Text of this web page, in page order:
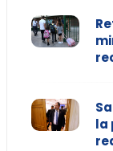
la